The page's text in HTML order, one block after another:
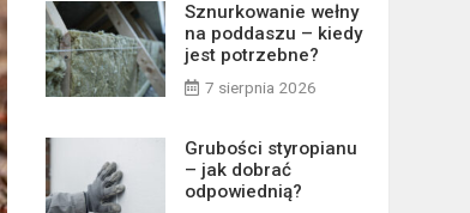
Sznurkowanie wełny
na poddaszu – kiedy
jest potrzebne?
7 sierpnia 2026
Grubości styropianu
– jak dobrać
odpowiednią?